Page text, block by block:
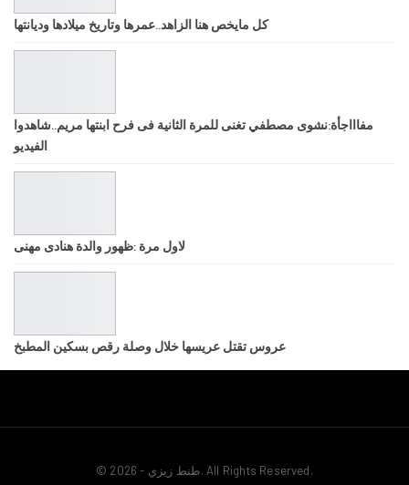
كل مايخص هنا الزاهد..عمرها وتاريخ ميلادها وديانتها
مفاااجأة:نشوى مصطفي تغنى للمرة الثانية فى فرح ابنتها مريم..شاهدوا
الفيديو
لاول مرة :ظهور والدة هنادى مهنى
عروس تقتل عريسها خلال وصلة رقص بسكين المطبخ
© 2026 - طنط زيزي. All Rights Reserved.